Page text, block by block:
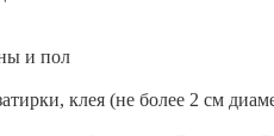
и пол
клея (не более 2 см